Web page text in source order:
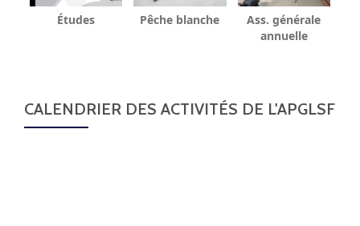
Études Pêche blanche
Ass. générale
annuelle
CALENDRIER DES ACTIVITÉS DE L'APGLSF